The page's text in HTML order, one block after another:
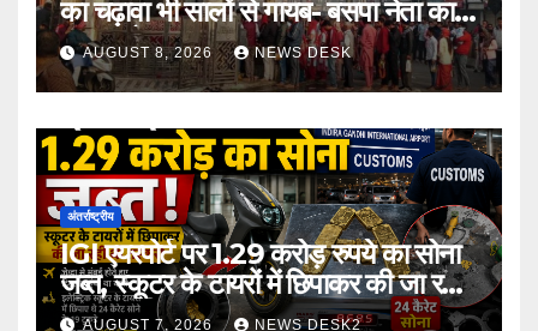
का चढ़ावा भी सालों से गायब- बसपा नेता का
बड़ा आरोप
AUGUST 8, 2026 NEWS DESK
अंतर्राष्ट्रीय
IGI एयरपोर्ट पर 1.29 करोड़ रुपये का सोना
जब्त, स्कूटर के टायरों में छिपाकर की जा रही
थी तस्करी
AUGUST 7, 2026 NEWS DESK2